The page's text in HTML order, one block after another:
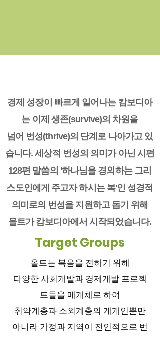
경제 성장이 빠르게 일어나는 캄보디아
는 이제 생존(survive)의 차원을
넘어 번성(thrive)의 단계로 나아가고 있
습니다. 세상적 번성의 의미가 아닌 시편
128편 말씀의 '하나님을 경외하는 그리
스도인에게 주고자 하시는 복'인 성경적
의미로의 번성을 지원하고 돕기 위해
올트가 캄보디아에서 시작되었습니다.
Target Groups
올트는 복음을 전하기 위해
다양한 사회개발과 경제개발 프로젝
트들을 매개체로 하여
취약계층과 소외계층의 개개인뿐만
아니라 가정과 지역이 전인적으로 번